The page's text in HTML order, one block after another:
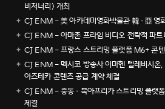
비저너리> 개최
CJ ENM - 美 아카데미영화박물관 韓·亞 영
CJ ENM - 아마존 프라임 비디오 전략적 파트
CJ ENM - 프랑스 스트리밍 플랫폼 M6+ 콘
CJ ENM - 멕시코 방송사 이마헨 텔레비시온
아즈테카 콘텐츠 공급 계약 체결
CJ ENM - 중동·북아프리카 스트리밍 플랫
체결